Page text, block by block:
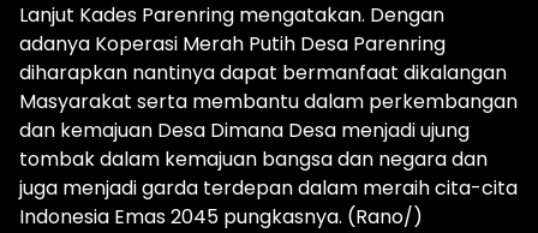
Lanjut Kades Parenring mengatakan. Dengan
adanya Koperasi Merah Putih Desa Parenring
diharapkan nantinya dapat bermanfaat dikalangan
Masyarakat serta membantu dalam perkembangan
dan kemajuan Desa Dimana Desa menjadi ujung
tombak dalam kemajuan bangsa dan negara dan
juga menjadi garda terdepan dalam meraih cita-cita
Indonesia Emas 2045 pungkasnya. (Rano/)